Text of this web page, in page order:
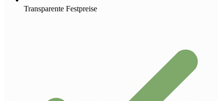
Transparente Festpreise